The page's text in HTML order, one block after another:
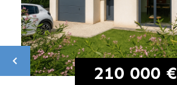
210 000 €